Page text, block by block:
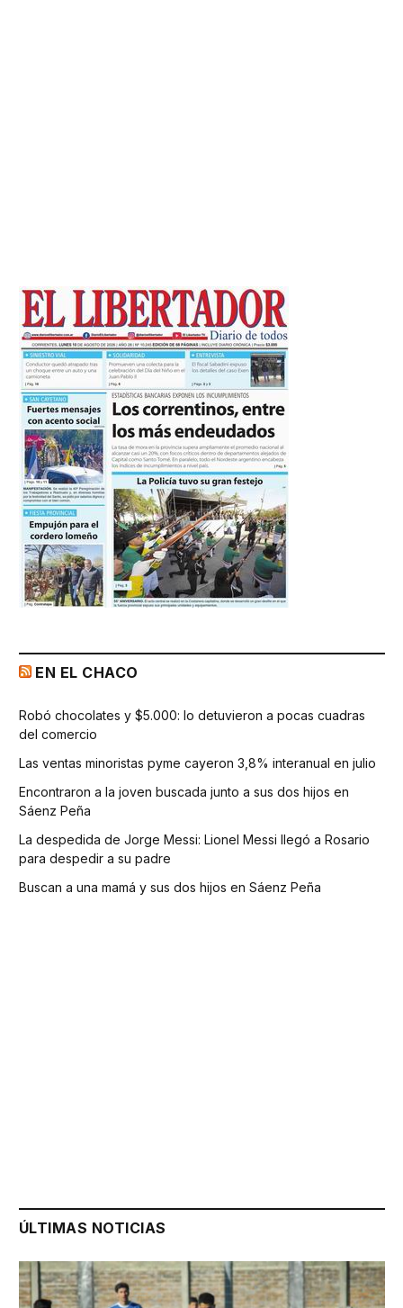
EN EL CHACO
Robó chocolates y $5.000: lo detuvieron a pocas cuadras
del comercio
Las ventas minoristas pyme cayeron 3,8% interanual en julio
Encontraron a la joven buscada junto a sus dos hijos en
Sáenz Peña
La despedida de Jorge Messi: Lionel Messi llegó a Rosario
para despedir a su padre
Buscan a una mamá y sus dos hijos en Sáenz Peña
ÚLTIMAS NOTICIAS